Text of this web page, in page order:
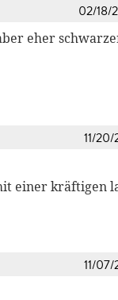
02/18/
eher
11/20/
einer kräftigen
11/07/